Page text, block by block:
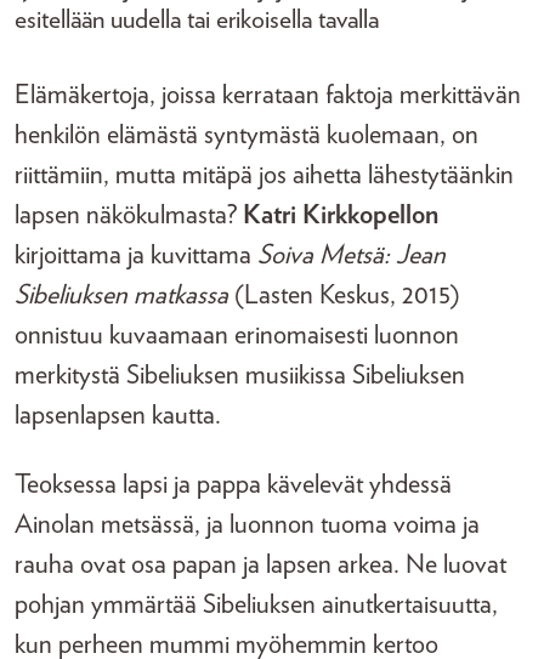
esitellään uudella tai erikoisella tavalla
Elämäkertoja, joissa kerrataan faktoja merkittävän
henkilön elämästä syntymästä kuolemaan, on
riittämiin, mutta mitäpä jos aihetta lähestytäänkin
lapsen näkökulmasta? Katri Kirkkopellon
kirjoittama ja kuvittama Soiva Metsä: Jean
Sibeliuksen matkassa (Lasten Keskus, 2015)
onnistuu kuvaamaan erinomaisesti luonnon
merkitystä Sibeliuksen musiikissa Sibeliuksen
lapsenlapsen kautta.
Teoksessa lapsi ja pappa kävelevät yhdessä
Ainolan metsässä, ja luonnon tuoma voima ja
rauha ovat osa papan ja lapsen arkea. Ne luovat
pohjan ymmärtää Sibeliuksen ainutkertaisuutta,
kun perheen mummi myöhemmin kertoo